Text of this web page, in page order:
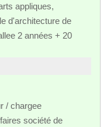
appliques,
d'architecture de
2 années + 20
/ chargee
société de